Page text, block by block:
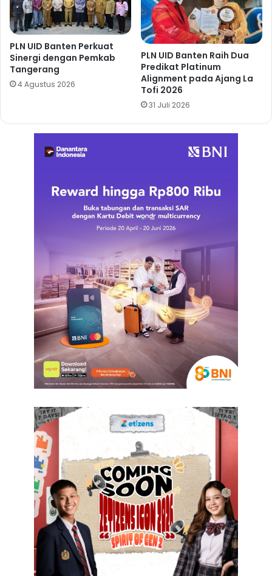
PLN UID Banten Perkuat
Sinergi dengan Pemkab
Tangerang
4 Agustus 2026
PLN UID Banten Raih Dua
Predikat Platinum
Alignment pada Ajang La
Tofi 2026
31 Juli 2026